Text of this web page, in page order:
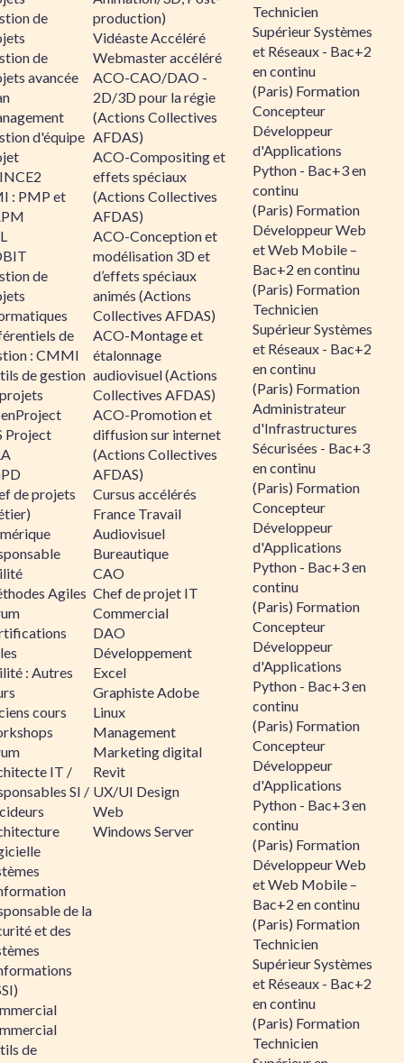
de
de
avancée
d'équipe
: PMP et
de
de
: CMMI
de gestion
Project
de projets
Agiles
: Autres
cours
IT /
SI /
de la
et des
de
production)
Vidéaste Accéléré
Webmaster accéléré
ACO-CAO/DAO -
2D/3D pour la régie
(Actions Collectives
AFDAS)
ACO-Compositing et
effets spéciaux
(Actions Collectives
AFDAS)
ACO-Conception et
modélisation 3D et
d’effets spéciaux
animés (Actions
Collectives AFDAS)
ACO-Montage et
étalonnage
audiovisuel (Actions
Collectives AFDAS)
ACO-Promotion et
diffusion sur internet
(Actions Collectives
AFDAS)
Cursus accélérés
France Travail
Audiovisuel
Bureautique
CAO
Chef de projet IT
Commercial
DAO
Développement
Excel
Graphiste Adobe
Linux
Management
Marketing digital
Revit
UX/UI Design
Web
Windows Server
Technicien
Supérieur Systèmes
et Réseaux - Bac+2
en continu
(Paris) Formation
Concepteur
Développeur
d'Applications
Python - Bac+3 en
continu
(Paris) Formation
Développeur Web
et Web Mobile –
Bac+2 en continu
(Paris) Formation
Technicien
Supérieur Systèmes
et Réseaux - Bac+2
en continu
(Paris) Formation
Administrateur
d'Infrastructures
Sécurisées - Bac+3
en continu
(Paris) Formation
Concepteur
Développeur
d'Applications
Python - Bac+3 en
continu
(Paris) Formation
Concepteur
Développeur
d'Applications
Python - Bac+3 en
continu
(Paris) Formation
Concepteur
Développeur
d'Applications
Python - Bac+3 en
continu
(Paris) Formation
Développeur Web
et Web Mobile –
Bac+2 en continu
(Paris) Formation
Technicien
Supérieur Systèmes
et Réseaux - Bac+2
en continu
(Paris) Formation
Technicien